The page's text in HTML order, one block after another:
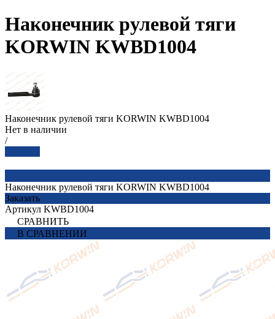
Наконечник рулевой тяги
KORWIN KWBD1004
Наконечник рулевой тяги KORWIN KWBD1004
Нет в наличии
/
Наконечник рулевой тяги KORWIN KWBD1004
Заказать
Артикул KWBD1004
СРАВНИТЬ
В СРАВНЕНИИ